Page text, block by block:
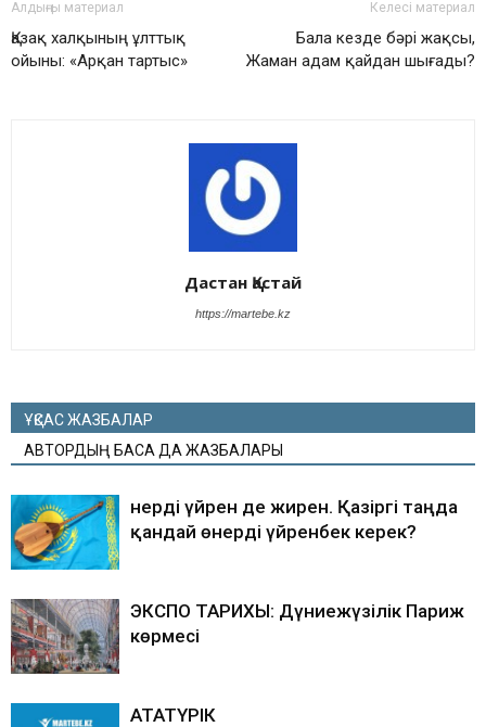
Алдыңғы материал
Қазақ халқының ұлттық
ойыны: «Арқан тартыс»
Келесі материал
Бала кезде бəрі жақсы,
Жаман адам қайдан шығады?
Дастан Қастай
https://martebe.kz
ҰҚСАС ЖАЗБАЛАР
АВТОРДЫҢ БАСҚА ДА ЖАЗБАЛАРЫ
Өнерді үйрен де жирен. Қазіргі таңда
қандай өнерді үйренбек керек?
ЭКСПО ТАРИХЫ: Дүниежүзілік Париж
көрмесі
АТАТҮРІК